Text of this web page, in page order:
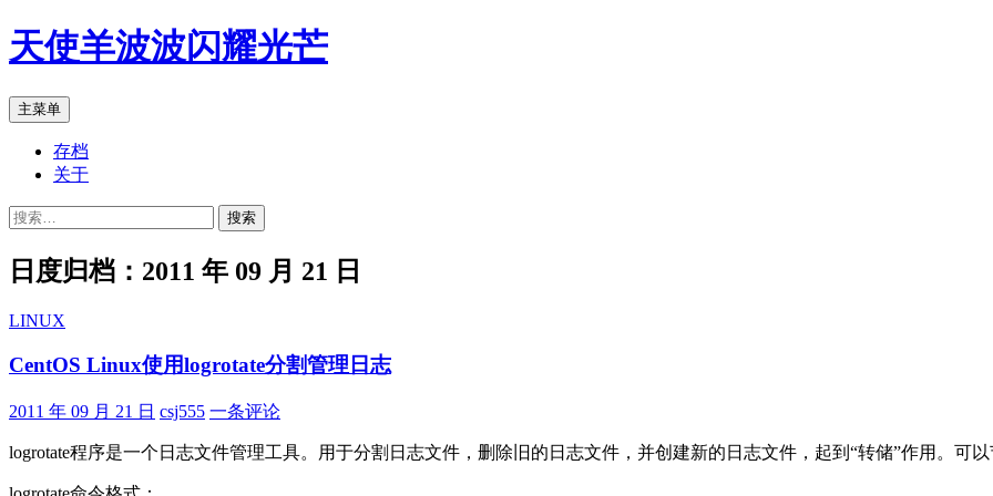
跳
至
文
天使羊波波闪耀光芒
搜
索
主菜单
存档
关于
搜
日度归档：2011 年 09 月 21 日
LINUX
CentOS Linux使用logrotate分割管理日志
2011 年 09 月 21 日 csj555 一条评论
logrotate程序是一个日志文件管理工具。用于分割日志文件，删除旧的日志文件，并创建新的日志文件，起到“转储”作用。可以